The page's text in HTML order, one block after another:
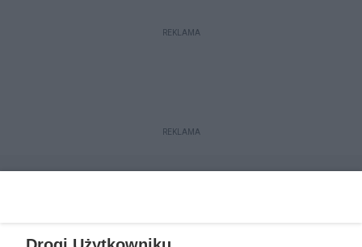
REKLAMA
REKLAMA